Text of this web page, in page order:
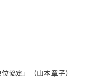
位協定」（山本章子）